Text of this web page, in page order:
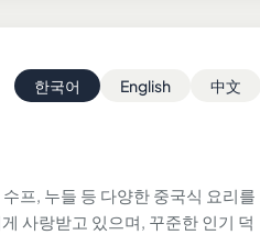
한국어 English 中文
프, 누들 등 다양한 중국식 요리를
사랑받고 있으며, 꾸준한 인기 덕